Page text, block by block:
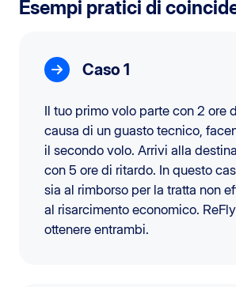
Esempi pratici di
Caso 1
Il tuo primo volo parte con 2 ore
causa di un guasto tecnico,
il secondo volo. Arrivi alla
con 5 ore di ritardo. In questo
sia al rimborso per la tratta non
al risarcimento economico.
ottenere entrambi.